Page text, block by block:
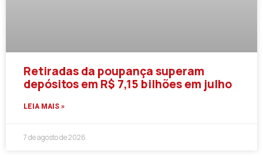
Retiradas da poupança superam
depósitos em R$ 7,15 bilhões em julho
LEIA MAIS »
7 de agosto de 2026